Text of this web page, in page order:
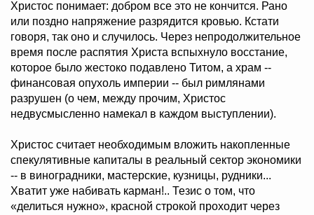
Христос понимает: добром все это не кончится. Рано
или поздно напряжение разрядится кровью. Кстати
говоря, так оно и случилось. Через непродолжительное
время после распятия Христа вспыхнуло восстание,
которое было жестоко подавлено Титом, а храм --
финансовая опухоль империи -- был римлянами
разрушен (о чем, между прочим, Христос
недвусмысленно намекал в каждом выступлении).
Христос считает необходимым вложить накопленные
спекулятивные капиталы в реальный сектор экономики
-- в виноградники, мастерские, кузницы, рудники...
Хватит уже набивать карман!.. Тезис о том, что
«делиться нужно», красной строкой проходит через